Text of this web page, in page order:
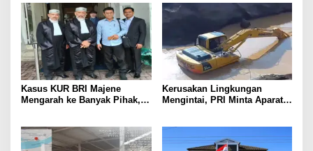
Kasus KUR BRI Majene
Mengarah ke Banyak Pihak,
Kerusakan Lingkungan
Mengintai, PRI Minta Aparat